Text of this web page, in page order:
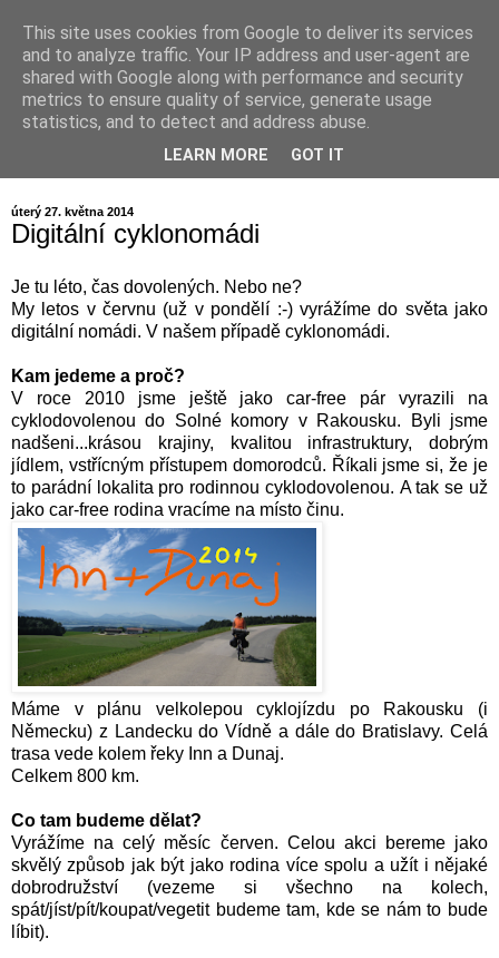
úterý 27. května 2014
Digitální cyklonomádi
Je tu léto, čas dovolených. Nebo ne?
My letos v červnu (už v pondělí :-) vyrážíme do světa jako
digitální nomádi. V našem případě cyklonomádi.
Kam jedeme a proč?
V roce 2010 jsme ještě jako car-free pár vyrazili na
cyklodovolenou do Solné komory v Rakousku. Byli jsme
nadšeni...krásou krajiny, kvalitou infrastruktury, dobrým
jídlem, vstřícným přístupem domorodců. Říkali jsme si, že je
to parádní lokalita pro rodinnou cyklodovolenou. A tak se už
jako car-free rodina vracíme na místo činu.
Máme v plánu velkolepou cyklojízdu po Rakousku (i
Německu) z Landecku do Vídně a dále do Bratislavy. Celá
trasa vede kolem řeky Inn a Dunaj.
Celkem 800 km.
Co tam budeme dělat?
Vyrážíme na celý měsíc červen. Celou akci bereme jako
skvělý způsob jak být jako rodina více spolu a užít i nějaké
dobrodružství (vezeme si všechno na kolech,
spát/jíst/pít/koupat/vegetit budeme tam, kde se nám to bude
líbit).
This site uses cookies from Google to deliver its services
and to analyze traffic. Your IP address and user-agent are
shared with Google along with performance and security
metrics to ensure quality of service, generate usage
statistics, and to detect and address abuse.
LEARN MORE GOT IT